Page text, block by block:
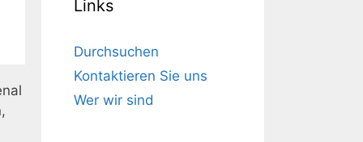
Links
Durchsuchen
Kontaktieren Sie uns
Wer wir sind